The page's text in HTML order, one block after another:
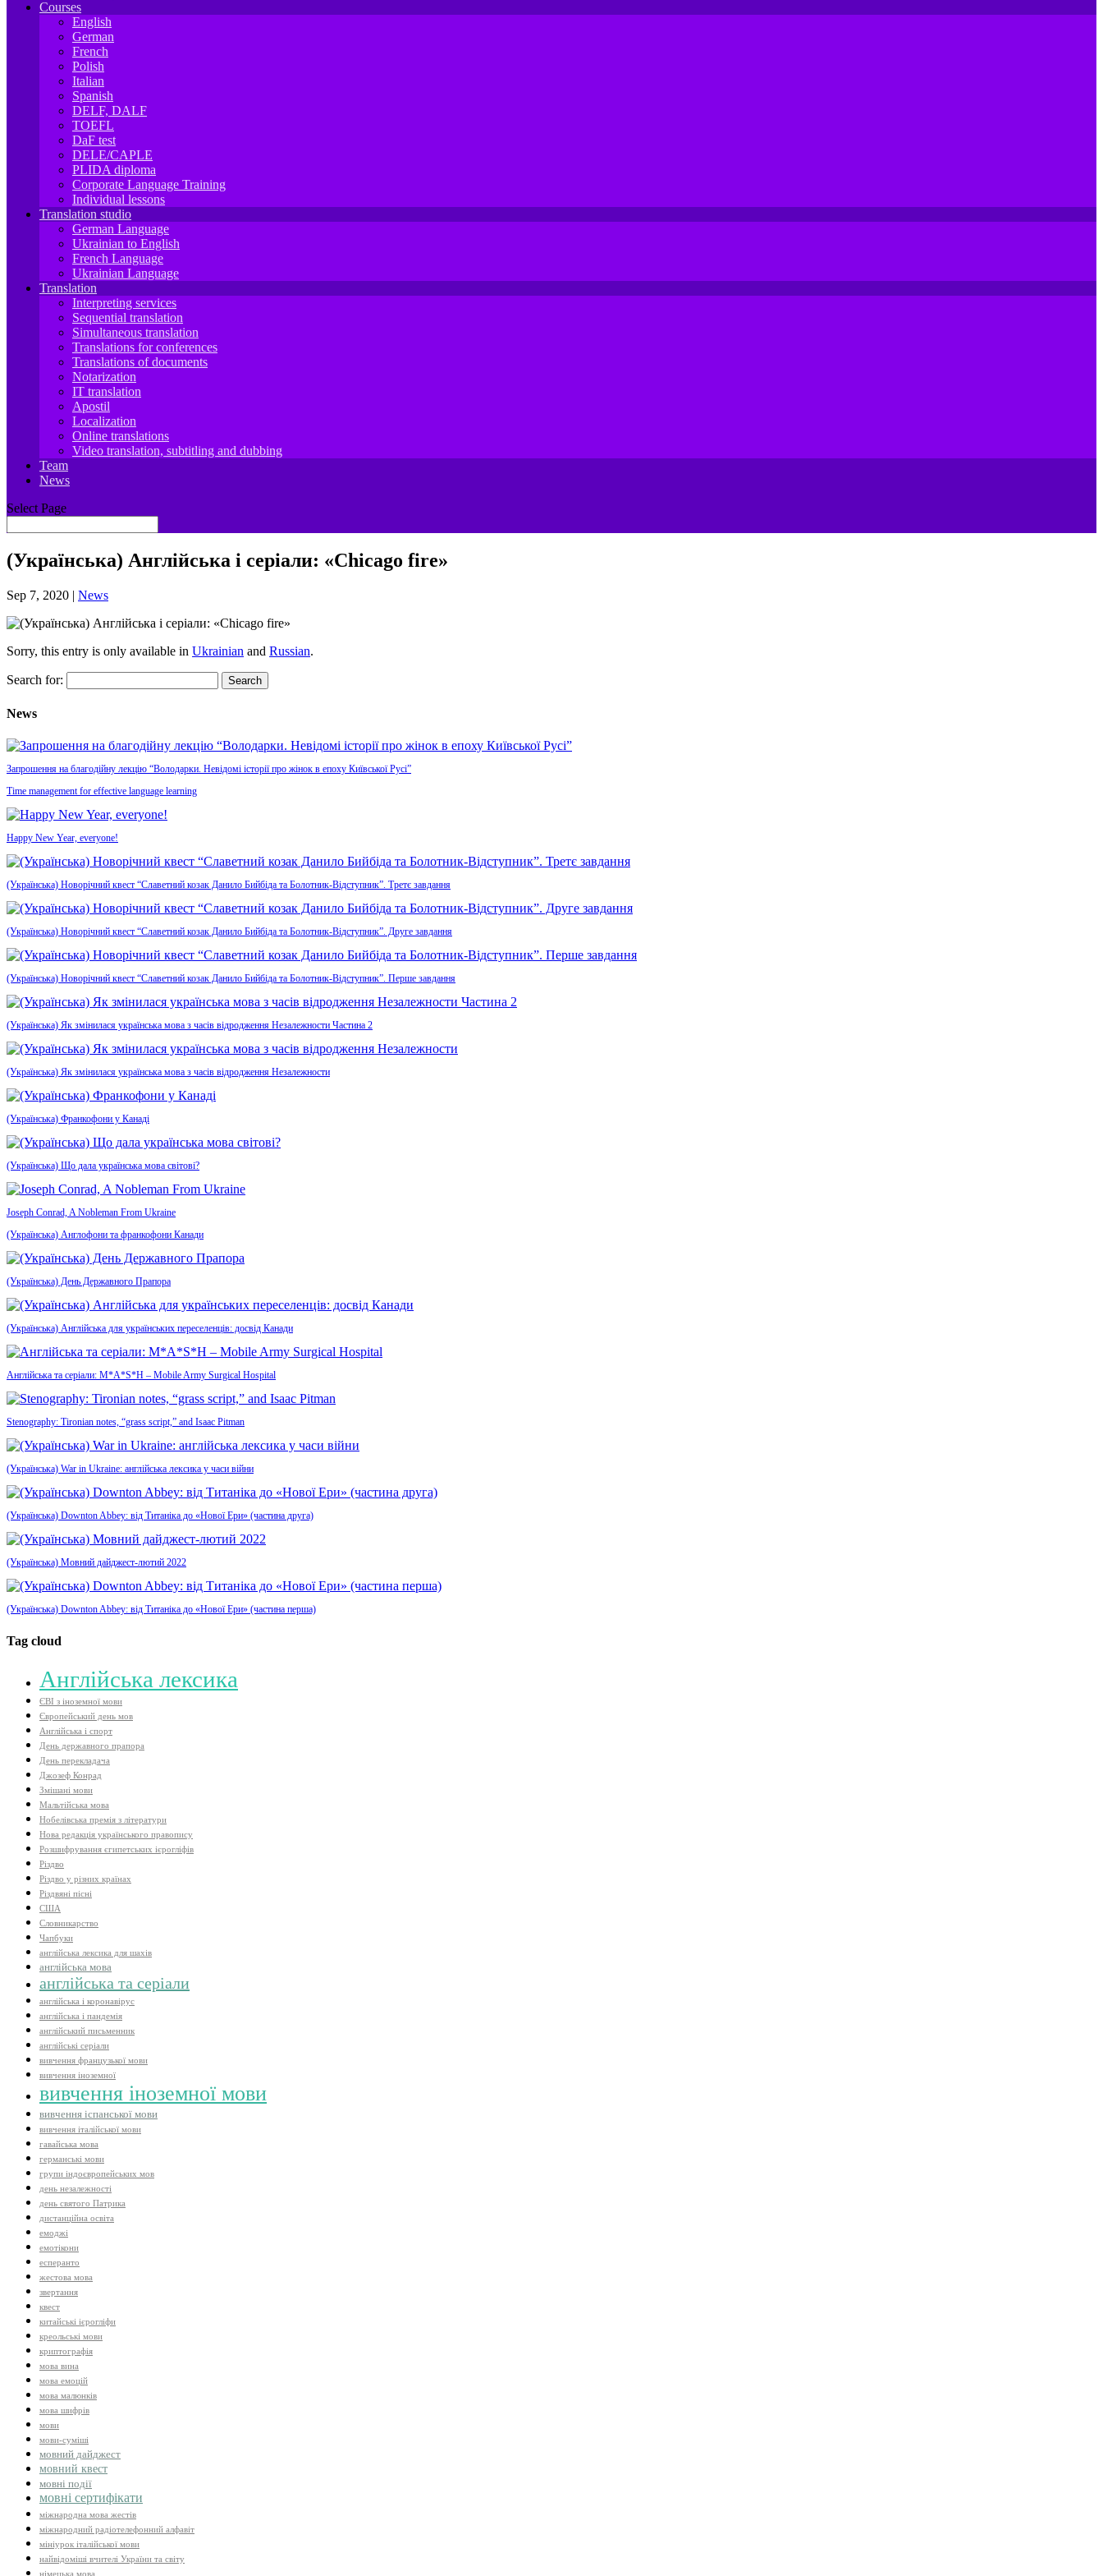
Courses
English
German
French
Polish
Italian
Spanish
DELF, DALF
TOEFL
DaF test
DELE/CAPLE
PLIDA diploma
Corporate Language Training
Individual lessons
Translation studio
German Language
Ukrainian to English
French Language
Ukrainian Language
Translation
Interpreting services
Sequential translation
Simultaneous translation
Translations for conferences
Translations of documents
Notarization
IT translation
Apostil
Localization
Online translations
Video translation, subtitling and dubbing
Team
News
Select Page
(Українська) Англійська і серіали: «Chicago fire»
Sep 7, 2020 | News
Sorry, this entry is only available in Ukrainian and Russian.
Search for:
News
Запрошення на благодійну лекцію “Володарки. Невідомі історії про жінок в епоху Київської Русі”
Time management for effective language learning
Happy New Year, everyone!
(Українська) Новорічний квест “Славетний козак Данило Бийбіда та Болотник-Відступник”. Третє завдання
(Українська) Новорічний квест “Славетний козак Данило Бийбіда та Болотник-Відступник”. Друге завдання
(Українська) Новорічний квест “Славетний козак Данило Бийбіда та Болотник-Відступник”. Перше завдання
(Українська) Як змінилася українська мова з часів відродження Незалежности Частина 2
(Українська) Як змінилася українська мова з часів відродження Незалежности
(Українська) Франкофони у Канаді
(Українська) Що дала українська мова світові?
Joseph Conrad, A Nobleman From Ukraine
(Українська) Англофони та франкофони Канади
(Українська) День Державного Прапора
(Українська) Англійська для українських переселенців: досвід Канади
Англійська та серіали: M*A*S*H – Mobile Army Surgical Hospital
Stenography: Tironian notes, “grass script,” and Isaac Pitman
(Українська) War in Ukraine: англійська лексика у часи війни
(Українська) Downton Abbey: від Титаніка до «Нової Ери» (частина друга)
(Українська) Мовний дайджест-лютий 2022
(Українська) Downton Abbey: від Титаніка до «Нової Ери» (частина перша)
Tag cloud
Aнглійська лексика
ЄВІ з іноземної мови
Європейський день мов
Англійська і спорт
День державного прапора
День перекладача
Джозеф Конрад
Змішані мови
Мальтійська мова
Нобелівська премія з літератури
Нова редакція українського правопису
Розшифрування єгипетських ієрогліфів
Різдво
Різдво у різних країнах
Різдвяні пісні
США
Словникарство
Чапбуки
англійська лексика для шахів
англійська мова
англійська та серіали
англійська і коронавірус
англійська і пандемія
англійський письменник
англійські серіали
вивчення французької мови
вивчення іноземної
вивчення іноземної мови
вивчення іспанської мови
вивчення італійської мови
гавайська мова
германські мови
групи індоєвропейських мов
день незалежності
день святого Патрика
дистанційна освіта
емоджі
емотікони
есперанто
жестова мова
звертання
квест
китайські ієрогліфи
креольські мови
криптографія
мова вина
мова емоцій
мова малюнків
мова шифрів
мови
мови-суміші
мовний дайджест
мовний квест
мовні події
мовні сертифікати
міжнародна мова жестів
міжнародний радіотелефонний алфавіт
мініурок італійської мови
найвідоміші вчителі України та світу
німецька мова